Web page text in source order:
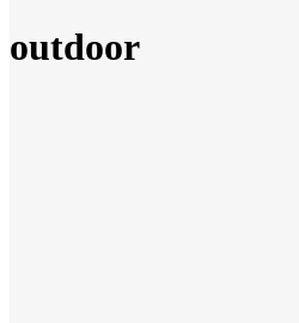
outdoor